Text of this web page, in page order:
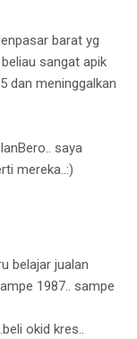
barat yg
sangat apik
dan meninggalkan
saya
mereka..:)
belajar jualan
1987.. sampe
okid kres..